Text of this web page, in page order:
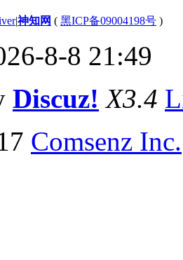
|神知网 ( 黑ICP备09004198号 )
8-8 21:49
Discuz! X3.4
Comsenz Inc.